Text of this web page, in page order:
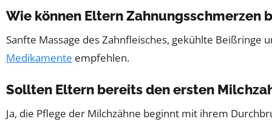
Wie können Eltern Zahnungsschmerzen
Sanfte Massage des Zahnfleisches, gekühlte
Medikamente empfehlen.
Sollten Eltern bereits den ersten
Ja, die Pflege der Milchzähne beginnt mit ihrem